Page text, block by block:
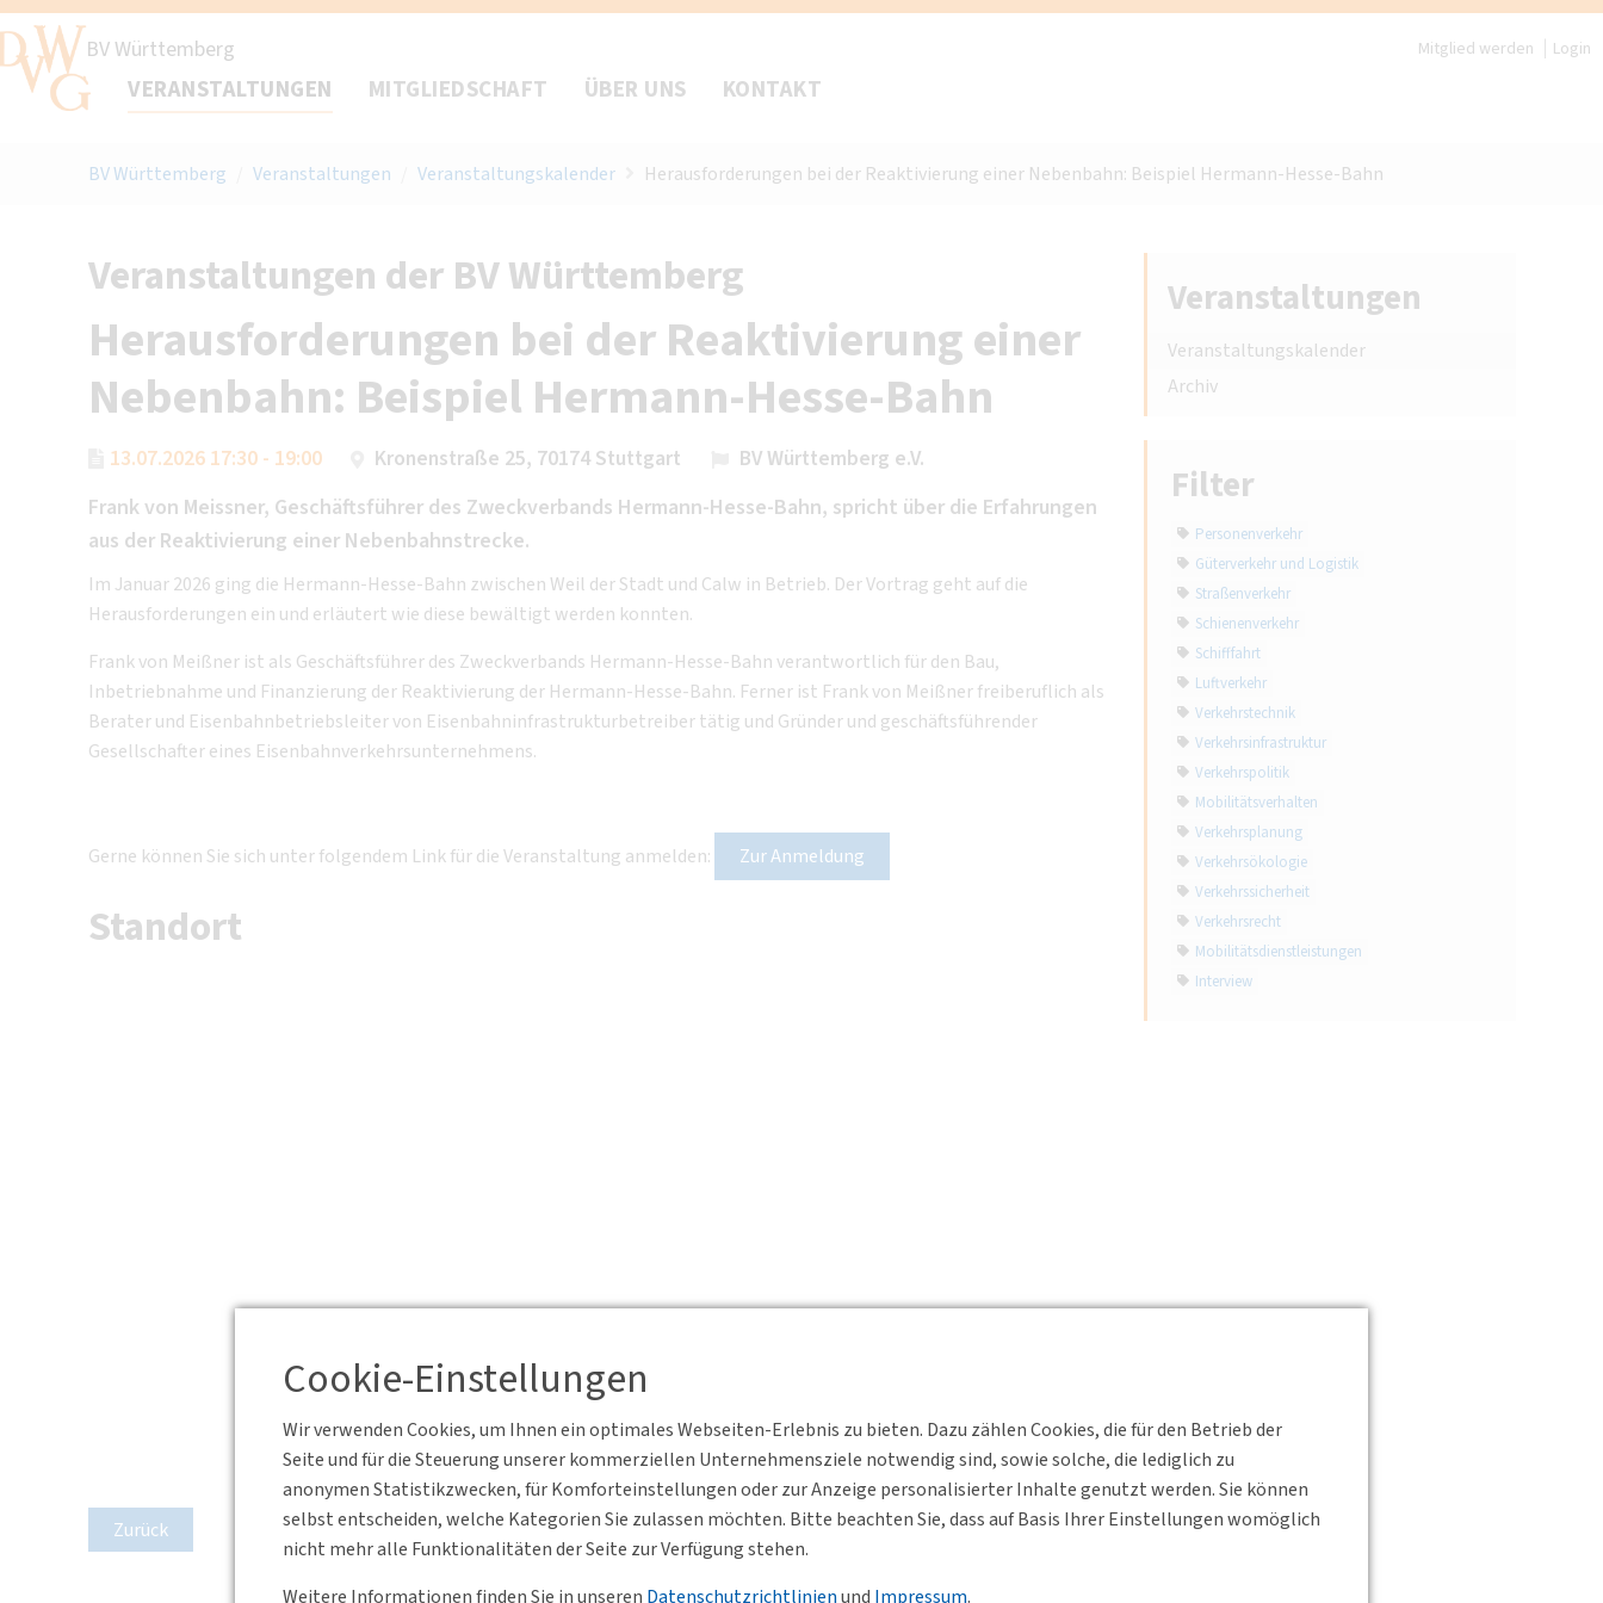
Cookie-Einstellungen
Wir verwenden Cookies, um Ihnen ein optimales Webseiten-Erlebnis zu bieten. Dazu zählen Cookies, die für den Betrieb der
Seite und für die Steuerung unserer kommerziellen Unternehmensziele notwendig sind, sowie solche, die lediglich zu
anonymen Statistikzwecken, für Komforteinstellungen oder zur Anzeige personalisierter Inhalte genutzt werden. Sie können
selbst entscheiden, welche Kategorien Sie zulassen möchten. Bitte beachten Sie, dass auf Basis Ihrer Einstellungen womöglich
nicht mehr alle Funktionalitäten der Seite zur Verfügung stehen.
Weitere Informationen finden Sie in unseren Datenschutzrichtlinienund Impressum.
BV Württemberg Mitglied werden Login
VERANSTALTUNGEN MITGLIEDSCHAFT ÜBER UNS KONTAKT
BV Württemberg Veranstaltungen Veranstaltungskalender Herausforderungen bei der Reaktivierung einer Nebenbahn: Beispiel Hermann-Hesse-Bahn
Veranstaltungen der BV Württemberg
Herausforderungen bei der Reaktivierung einer
Nebenbahn: Beispiel Hermann-Hesse-Bahn
13.07.2026 17:30 - 19:00 Kronenstraße 25, 70174 Stuttgart
BV Württemberg e.V.
Frank von Meissner, Geschäftsführer des Zweckverbands Hermann-Hesse-Bahn, spricht über die Erfahrungen
aus der Reaktivierung einer Nebenbahnstrecke.
Im Januar 2026 ging die Hermann-Hesse-Bahn zwischen Weil der Stadt und Calw in Betrieb. Der Vortrag geht auf die
Herausforderungen ein und erläutert wie diese bewältigt werden konnten.
Frank von Meißner ist als Geschäftsführer des Zweckverbands Hermann-Hesse-Bahn verantwortlich für den Bau,
Inbetriebnahme und Finanzierung der Reaktivierung der Hermann-Hesse-Bahn. Ferner ist Frank von Meißner freiberuflich als
Berater und Eisenbahnbetriebsleiter von Eisenbahninfrastrukturbetreiber tätig und Gründer und geschäftsführender
Gesellschafter eines Eisenbahnverkehrsunternehmens.
Gerne können Sie sich unter folgendem Link für die Veranstaltung anmelden: Zur Anmeldung
Standort
Zurück
Veranstaltungen
Veranstaltungskalender
Archiv
Filter
Personenverkehr
Güterverkehr und Logistik
Straßenverkehr
Schienenverkehr
Schifffahrt
Luftverkehr
Verkehrstechnik
Verkehrsinfrastruktur
Verkehrspolitik
Mobilitätsverhalten
Verkehrsplanung
Verkehrsökologie
Verkehrssicherheit
Verkehrsrecht
Mobilitätsdienstleistungen
Interview